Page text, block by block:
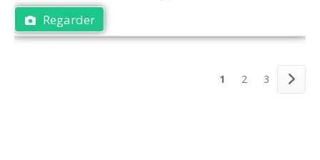
Regarder
1 2 3